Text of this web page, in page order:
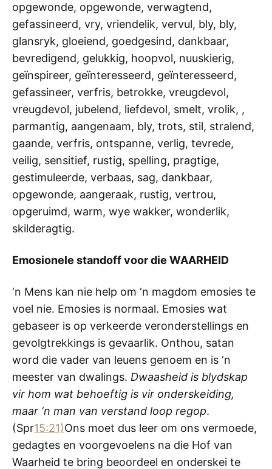
opgewonde, opgewonde, verwagtend,
gefassineerd, vry, vriendelik, vervul, bly, bly,
glansryk, gloeiend, goedgesind, dankbaar,
bevredigend, gelukkig, hoopvol, nuuskierig,
geïnspireer, geïnteresseerd, geïnteresseerd,
gefassineer, verfris, betrokke, vreugdevol,
vreugdevol, jubelend, liefdevol, smelt, vrolik, ,
parmantig, aangenaam, bly, trots, stil, stralend,
gaande, verfris, ontspanne, verlig, tevrede,
veilig, sensitief, rustig, spelling, pragtige,
gestimuleerde, verbaas, sag, dankbaar,
opgewonde, aangeraak, rustig, vertrou,
opgeruimd, warm, wye wakker, wonderlik,
skilderagtig.
Emosionele standoff voor die WAARHEID
‘n Mens kan nie help om ‘n magdom emosies te
voel nie. Emosies is normaal. Emosies wat
gebaseer is op verkeerde veronderstellings en
gevolgtrekkings is gevaarlik. Onthou, satan
word die vader van leuens genoem en is ‘n
meester van dwalings. Dwaasheid is blydskap
vir hom wat behoeftig is vir onderskeiding,
maar ‘n man van verstand loop regop.
(Spr15:21)Ons moet dus leer om ons vermoede,
gedagtes en voorgevoelens na die Hof van
Waarheid te bring beoordeel en onderskei te